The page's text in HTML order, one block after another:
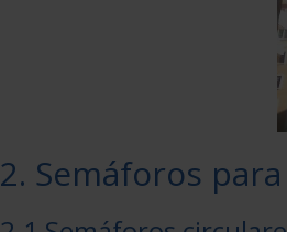
2. Semáforos